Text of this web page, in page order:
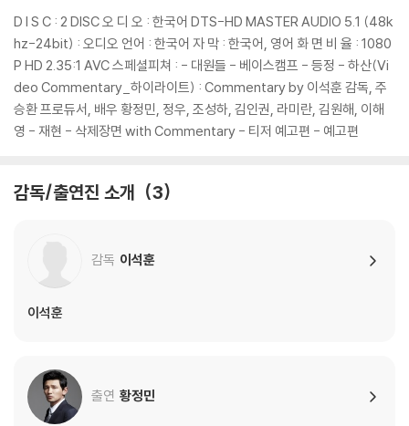
D I S C : 2 DISC 오 디 오 : 한국어 DTS-HD MASTER AUDIO 5.1 (48k
hz-24bit) : 오디오 언어 : 한국어 자 막 : 한국어, 영어 화 면 비 율 : 1080
P HD 2.35:1 AVC 스페셜피쳐 : - 대원들 - 베이스캠프 - 등정 - 하산(Vi
deo Commentary_하이라이트) : Commentary by 이석훈 감독, 주
승환 프로듀서, 배우 황정민, 정우, 조성하, 김인권, 라미란, 김원해, 이해
영 - 재현 - 삭제장면 with Commentary - 티저 예고편 - 예고편
감독/출연진 소개 3
감독 이석훈
이석훈
출연 황정민